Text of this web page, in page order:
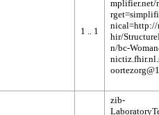
1 .. 1
zib-